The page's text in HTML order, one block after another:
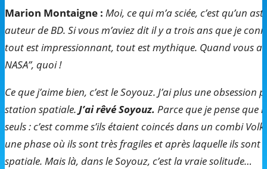
Marion Montaigne : Moi, ce qui m’a sciée, c’est qu’un
auteur de BD. Si vous m’aviez dit il y a trois ans que je
tout est impressionnant, tout est mythique. Quand vous
NASA”, quoi !
Ce que j’aime bien, c’est le Soyouz. J’ai plus une
station spatiale. J’ai rêvé Soyouz. Parce que je pense que
seuls : c’est comme s’ils étaient coincés dans un combi
une phase où ils sont très fragiles et après laquelle ils sont
spatiale. Mais là, dans le Soyouz, c’est la vraie solitude…